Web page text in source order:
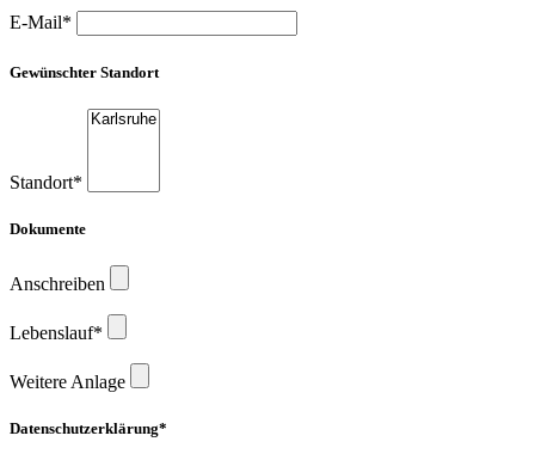
E-Mail*
Gewünschter Standort
Standort*
Dokumente
Anschreiben
Lebenslauf*
Weitere Anlage
Datenschutzerklärung*